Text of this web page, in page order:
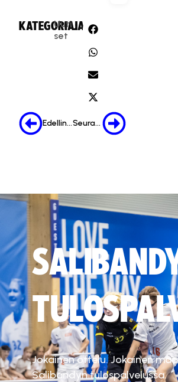
KATEGORIA:
Uuti
set
JAA:
Edellinen Seuraava
Jokainen ottelu. Jokainen
Salibandyn tulospalvelussa.